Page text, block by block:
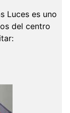
Luces es uno
del centro